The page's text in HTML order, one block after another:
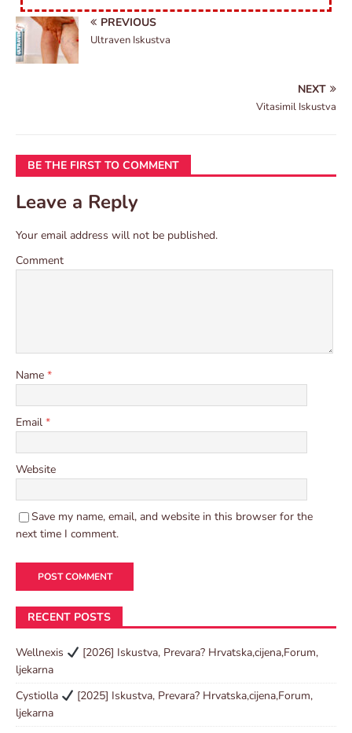
PREVIOUS
Ultraven Iskustva
NEXT
Vitasimil Iskustva
BE THE FIRST TO COMMENT
Leave a Reply
Your email address will not be published.
Comment
Name *
Email *
Website
Save my name, email, and website in this browser for the
next time I comment.
RECENT POSTS
Wellnexis
[2026] Iskustva, Prevara? Hrvatska,cijena,Forum,
ljekarna
Cystiolla
[2025] Iskustva, Prevara? Hrvatska,cijena,Forum,
ljekarna